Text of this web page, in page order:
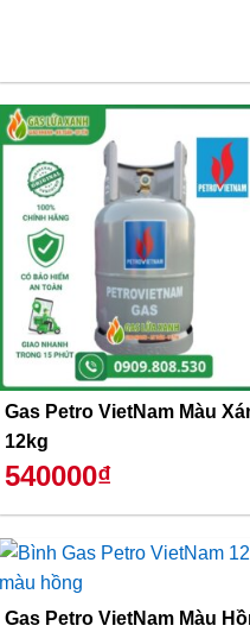
Gas Petro VietNam Màu
12kg
540000₫
Gas Petro VietNam Màu